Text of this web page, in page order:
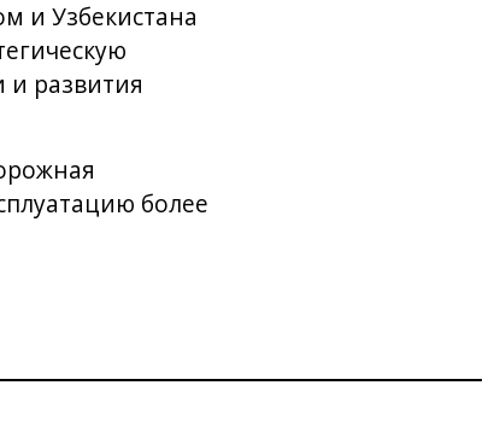
и Узбекистана
и развития
более